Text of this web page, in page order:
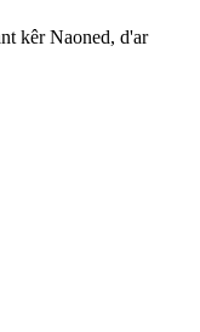
kêr Naoned, d'ar